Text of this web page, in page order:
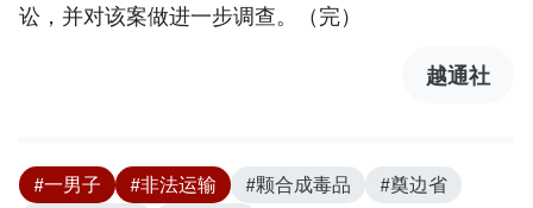
讼，并对该案做进一步调查。（完）
越通社
#一男子 #非法运输 #颗合成毒品
#奠边省